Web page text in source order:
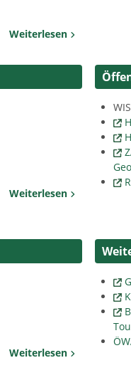
Weiterlesen
Weiterlesen
Weiterlesen